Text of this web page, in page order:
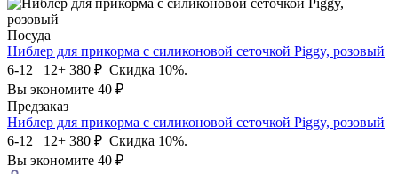
Посуда
Ниблер для прикорма с силиконовой сеточкой Piggy, розовый
6-12 12+ 380 ₽ Скидка 10%.
Вы экономите 40 ₽
Предзаказ
Ниблер для прикорма с силиконовой сеточкой Piggy, розовый
6-12 12+ 380 ₽ Скидка 10%.
Вы экономите 40 ₽